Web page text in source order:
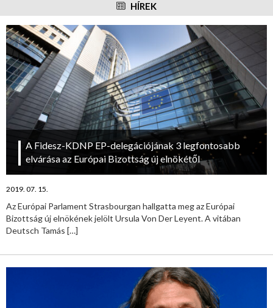
HÍREK
A Fidesz-KDNP EP-delegációjának 3 legfontosabb
elvárása az Európai Bizottság új elnökétől
2019. 07. 15.
Az Európai Parlament Strasbourgan hallgatta meg az Európai
Bizottság új elnökének jelölt Ursula Von Der Leyent. A vitában
Deutsch Tamás […]